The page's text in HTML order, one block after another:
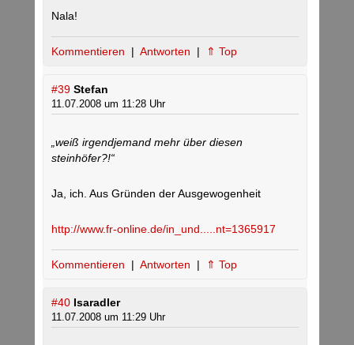
Nala!
Kommentieren | Antworten | ⇑ Top
#39 Stefan
11.07.2008 um 11:28 Uhr
„weiß irgendjemand mehr über diesen
steinhöfer?!“
Ja, ich. Aus Gründen der Ausgewogenheit
http://www.fr-online.de/in_und.....nt=1365917
Kommentieren | Antworten | ⇑ Top
#40 Isaradler
11.07.2008 um 11:29 Uhr